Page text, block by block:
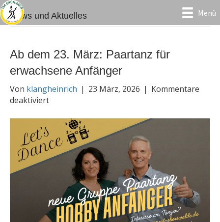
Menü
News und Aktuelles
Ab dem 23. März: Paartanz für
erwachsene Anfänger
Von klangheinrich | 23 März, 2026 | Kommentare
deaktiviertfür
März:
Paartanz
erwachsene
Anfänger